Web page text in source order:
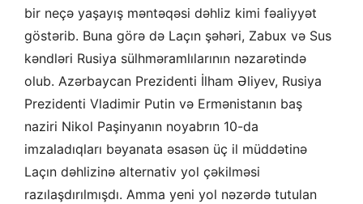
bir neçə yaşayış məntəqəsi dəhliz kimi fəaliyyət
göstərib. Buna görə də Laçın şəhəri, Zabux və Sus
kəndləri Rusiya sülhməramlılarının nəzarətində
olub. Azərbaycan Prezidenti İlham Əliyev, Rusiya
Prezidenti Vladimir Putin və Ermənistanın baş
naziri Nikol Paşinyanın noyabrın 10-da
imzaladıqları bəyanata əsasən üç il müddətinə
Laçın dəhlizinə alternativ yol çəkilməsi
razılaşdırılmışdı. Amma yeni yol nəzərdə tutulan